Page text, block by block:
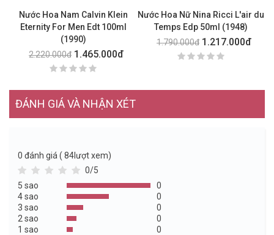
Nước Hoa Nam Calvin Klein
Eternity For Men Edt 100ml
(1990)
2.220.000đ 1.465.000đ
Nước Hoa Nữ Nina Ricci L'air du
Temps Edp 50ml (1948)
1.790.000đ 1.217.000đ
ĐÁNH GIÁ VÀ NHẬN XÉT
0 đánh giá ( 84lượt xem)
0/5
5 sao
0
4 sao
0
3 sao
0
2 sao
0
1 sao
0